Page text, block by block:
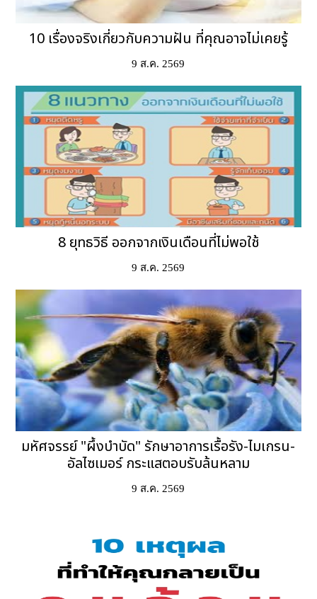
10 เรื่องจริงเกี่ยวกับความฝัน ที่คุณอาจไม่เคยรู้
9 ส.ค. 2569
8 ยุทธวิธี ออกจากเงินเดือนที่ไม่พอใช้
9 ส.ค. 2569
มหัศจรรย์ "ผึ้งบำบัด" รักษาอาการเรื้อรัง-ไมเกรน-
อัลไซเมอร์ กระแสตอบรับล้นหลาม
9 ส.ค. 2569